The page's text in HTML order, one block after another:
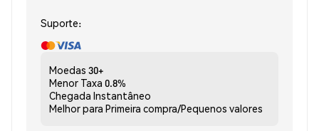
Suporte:
Moedas 30+
Menor Taxa 0.8%
Chegada Instantâneo
Melhor para Primeira compra/Pequenos valores